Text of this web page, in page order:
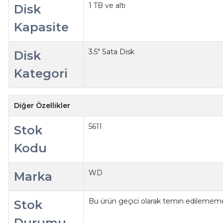
Disk
Kapasite
1 TB ve altı
Disk
Kategori
3.5" Sata Disk
Diğer Özellikler
Stok
Kodu
5611
Marka WD
Stok
Bu ürün geçici olarak temin